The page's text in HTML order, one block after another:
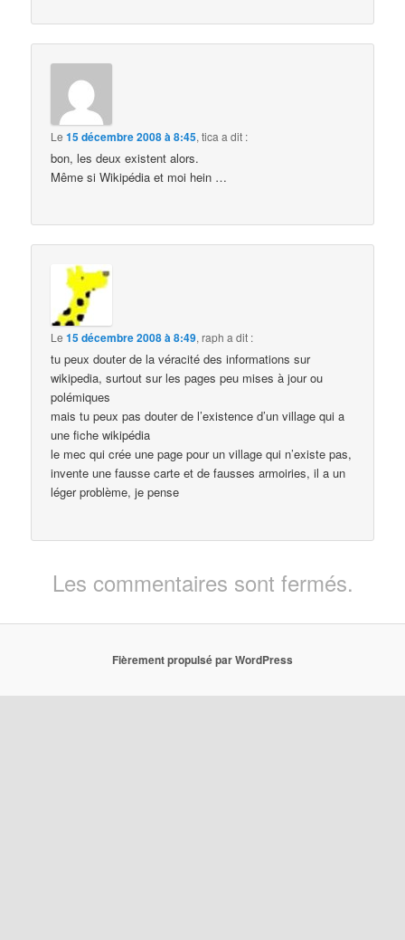
Le15 décembre 2008 à 8:45,tica a dit :
bon, les deux existent alors.
Même si Wikipédia et moi hein …
Le15 décembre 2008 à 8:49,raph a dit :
tu peux douter de la véracité des informations sur
wikipedia, surtout sur les pages peu mises à jour ou
polémiques
mais tu peux pas douter de l’existence d’un village qui a
une fiche wikipédia
le mec qui crée une page pour un village qui n’existe pas,
invente une fausse carte et de fausses armoiries, il a un
léger problème, je pense
Les commentaires sont fermés.
Fièrement propulsé par WordPress